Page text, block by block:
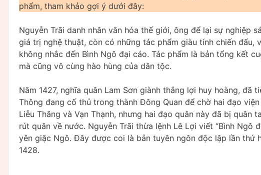
phẩm, tham khảo gợi ý dưới đây:
Nguyễn Trãi danh nhân văn hóa thế giới, ông để lại sự nghiệp
giá trị nghệ thuật, còn có những tác phẩm giàu tính chiến
không nhắc đến Bình Ngô đại cáo. Tác phẩm là bản tổng kết
mà cũng vô cùng hào hùng của dân tộc.
Năm 1427, nghĩa quân Lam Sơn giành thắng lợi huy hoàng, đã
Thông đang cố thủ trong thành Đông Quan để chờ hai đạo
Liễu Thăng và Vạn Thạnh, nhưng hai đạo quân này đã bị quân
rút quân về nước. Nguyễn Trãi thừa lệnh Lê Lợi viết “Bình Ngô
yên giặc Ngô. Đây được coi là bản tuyên ngôn độc lập lần thứ
1428.